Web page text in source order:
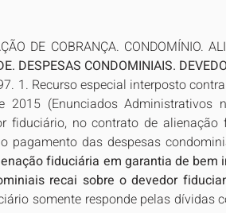
DE COBRANÇA. CONDOMÍNIO.
DESPESAS CONDOMINIAIS.
1. Recurso especial interposto
2015 (Enunciados Administrativos
fiduciário, no contrato de
pagamento das despesas
fiduciária em garantia de bem
recai sobre o devedor
somente responde pelas dívidas